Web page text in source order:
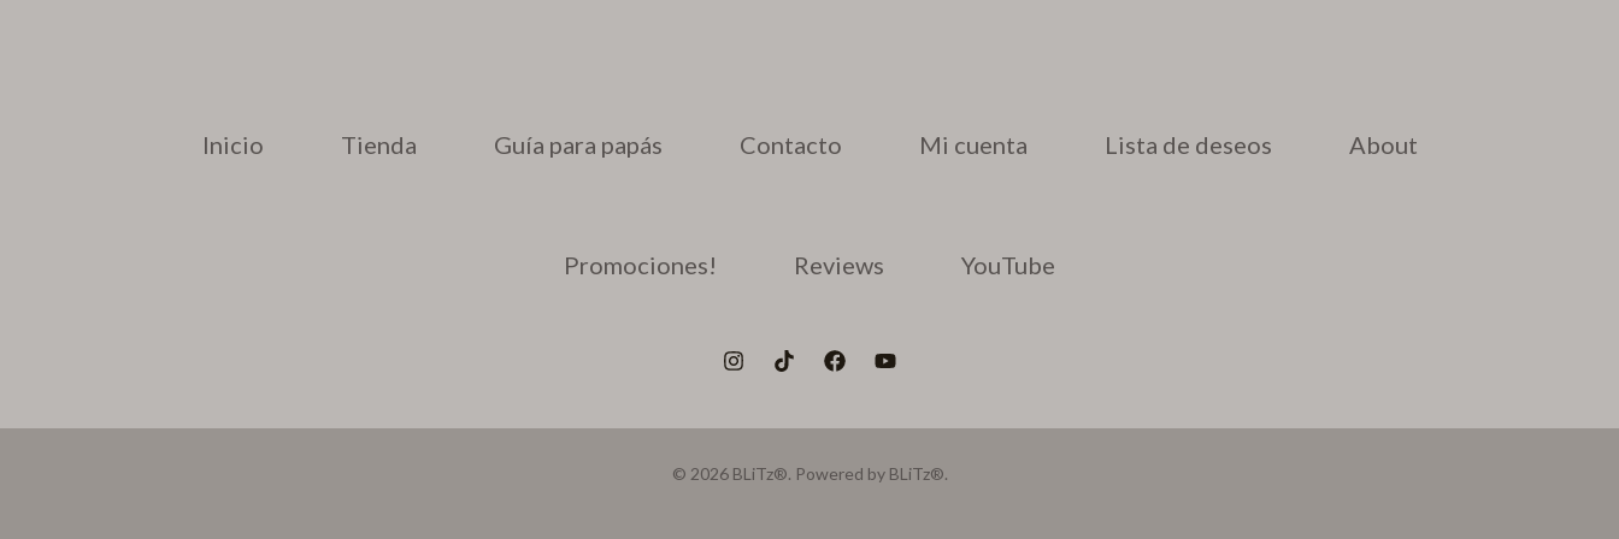
Inicio Tienda Guía para papás Contacto Mi cuenta Lista de deseos About
Promociones! Reviews YouTube
© 2026 BLiTz®. Powered by BLiTz®.